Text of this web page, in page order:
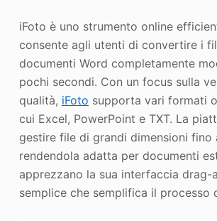
iFoto è uno strumento online
consente agli utenti di convertire i
documenti Word completamente
pochi secondi. Con un focus sulla
qualità, iFoto supporta vari formati
cui Excel, PowerPoint e TXT. La
gestire file di grandi dimensioni fino
rendendola adatta per documenti
apprezzano la sua interfaccia drag-
semplice che semplifica il processo